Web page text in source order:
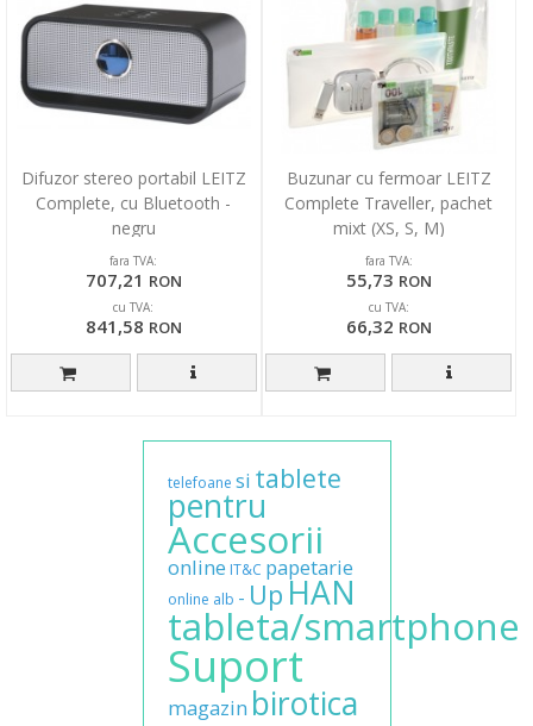
Difuzor stereo portabil LEITZ
Complete, cu Bluetooth -
negru
fara TVA:
707,21 RON
cu TVA:
841,58 RON
Buzunar cu fermoar LEITZ
Complete Traveller, pachet
mixt (XS, S, M)
fara TVA:
55,73 RON
cu TVA:
66,32 RON
telefoane si tablete
pentru
Accesorii
online IT&C papetarie
online alb - Up HAN
tableta/smartphone
Suport
magazin birotica